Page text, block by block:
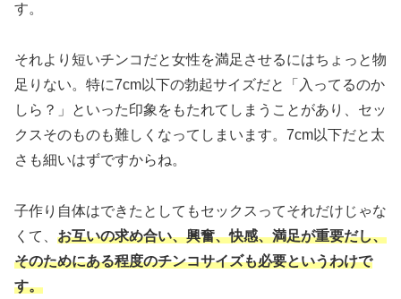
す。
それより短いチンコだと女性を満足させるにはちょっと物
足りない。特に7cm以下の勃起サイズだと「入ってるのか
しら？」といった印象をもたれてしまうことがあり、セッ
クスそのものも難しくなってしまいます。7cm以下だと太
さも細いはずですからね。
子作り自体はできたとしてもセックスってそれだけじゃな
くて、 お互いの求め合い、興奮、快感、満足が重要だし、
そのためにある程度のチンコサイズも必要というわけで
す。